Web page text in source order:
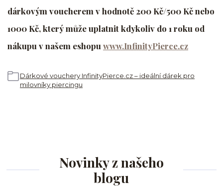
dárkovým voucherem v hodnotě 200 Kč/500 Kč nebo
1000 Kč, který může uplatnit kdykoliv do 1 roku od
nákupu v našem eshopu www.InfinityPierce.cz
Dárkové vouchery InfinityPierce.cz – ideální dárek pro
milovníky piercingu
Novinky z našeho
blogu